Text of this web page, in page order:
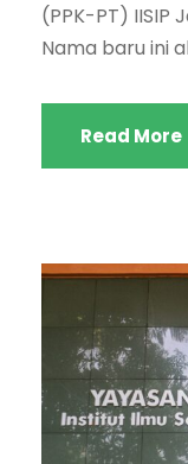
(PPK-PT) IISIP
Nama baru ini
Read More